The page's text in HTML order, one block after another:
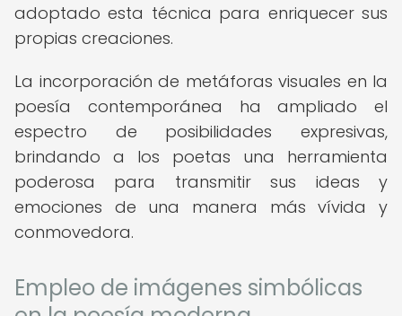
adoptado esta técnica para enriquecer sus
propias creaciones.
La incorporación de metáforas visuales en la
poesía contemporánea ha ampliado el
espectro de posibilidades expresivas,
brindando a los poetas una herramienta
poderosa para transmitir sus ideas y
emociones de una manera más vívida y
conmovedora.
Empleo de imágenes simbólicas